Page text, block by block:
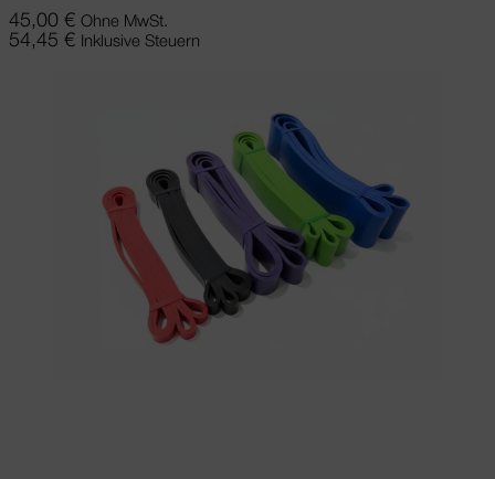
45,00 € Ohne MwSt.
54,45 € Inklusive Steuern